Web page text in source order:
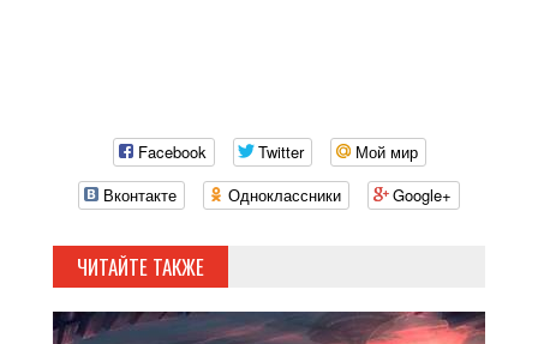
Facebook Twitter
Мой мир
Вконтакте
Одноклассники Google+
ЧИТАЙТЕ ТАКЖЕ